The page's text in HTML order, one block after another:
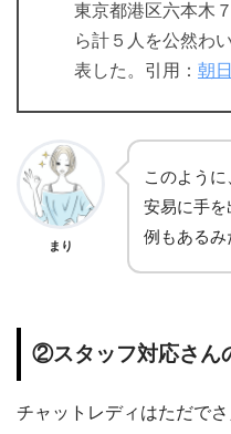
東京都港区六本木
ら計５人を公然わ
表した。引用： 朝
まり
このように
安易に手
例もあるみ
②スタッフ対応さん
チャットレディはただで